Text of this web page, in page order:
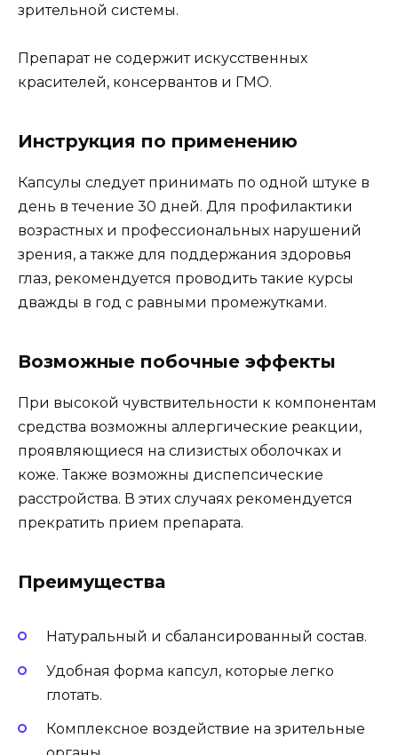
зрительной системы.
Препарат не содержит искусственных
красителей, консервантов и ГМО.
Инструкция по применению
Капсулы следует принимать по одной штуке в
день в течение 30 дней. Для профилактики
возрастных и профессиональных нарушений
зрения, а также для поддержания здоровья
глаз, рекомендуется проводить такие курсы
дважды в год с равными промежутками.
Возможные побочные эффекты
При высокой чувствительности к компонентам
средства возможны аллергические реакции,
проявляющиеся на слизистых оболочках и
коже. Также возможны диспепсические
расстройства. В этих случаях рекомендуется
прекратить прием препарата.
Преимущества
Натуральный и сбалансированный состав.
Удобная форма капсул, которые легко
глотать.
Комплексное воздействие на зрительные